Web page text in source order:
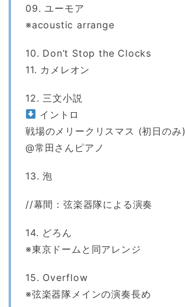
09. ユーモア
※acoustic arrange
10. Don’t Stop the Clocks
11. カメレオン
12. 三文小説
イントロ
戦場のメリークリスマス (初日のみ)
@常田さんピアノ
13. 泡
//幕間：弦楽器隊による演奏
14. どろん
※東京ドームと同アレンジ
15. Overflow
※弦楽器隊メインの演奏長め